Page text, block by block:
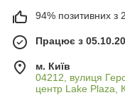
94% позитивних з
Працює з
м. Київ
04212, вулиця
центр Lake Plaza,